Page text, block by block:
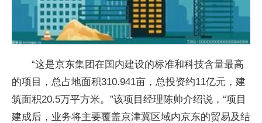
“这是京东集团在国内建设的标准和科技含量最高
的项目，总占地面积310.941亩，总投资约11亿元，建
筑面积20.5万平方米。”该项目经理陈帅介绍说，“项目
建成后，业务将主要覆盖京津冀区域内京东的贸易及结